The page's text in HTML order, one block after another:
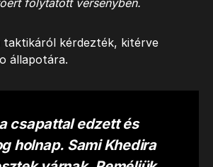
folytatott versenyben.
taktikáról kérdezték, kitérve
állapotára.
csapattal edzett és
holnap. Sami Khedira